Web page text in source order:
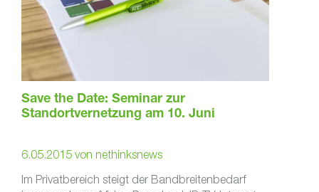
Save the Date: Seminar zur
Standortvernetzung am 10. Juni
6.05.2015 von nethinksnews
Im Privatbereich steigt der Bandbreitenbedarf